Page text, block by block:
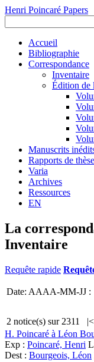
Henri Poincaré Papers
Accueil
Bibliographie
Correspondance
Inventaire
Édition de
Manuscrits
Rapports de thèse
Varia
Archives
Ressources
EN
La
Inventaire
Requête rapide
Date: AAAA-MM-JJ :
2 notice(s) sur 2311 |<
H. Poincaré à Léon
Exp : Poincaré, Henri
Dest : Bourgeois, Léon